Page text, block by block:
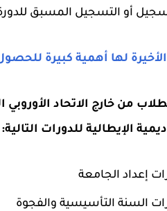
أو التسجيل المسبق
الأخيرة لها أهمية كبيرة
من خارج الاتحاد
الإيطالية للدورات التالية:
إعداد الجامعة
السنة التأسيسية والفجوة